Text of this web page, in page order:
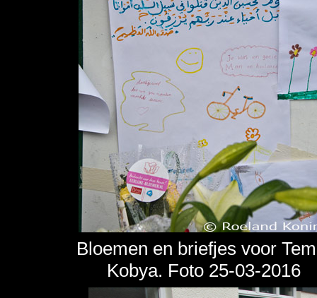
Bloemen en briefjes voor
Kobya. Foto 25-03-2016